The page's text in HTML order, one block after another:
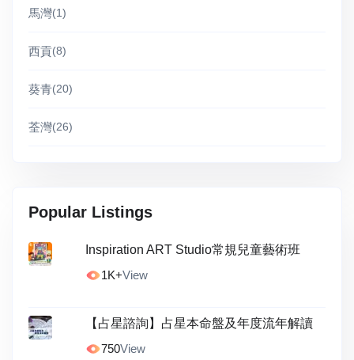
馬灣(1)
西貢(8)
葵青(20)
荃灣(26)
Popular Listings
Inspiration ART Studio常規兒童藝術班
1K+View
【占星諮詢】占星本命盤及年度流年解讀
750View